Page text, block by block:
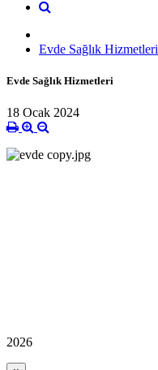
Evde Sağlık Hizmetleri
Evde Sağlık Hizmetleri
18 Ocak 2024
2026